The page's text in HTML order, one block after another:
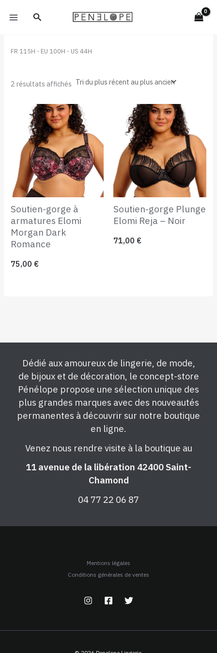
Rechercher
FR 115H - EU 100H - US 44H
2 résultats affichés
du
plus
récent
Soutien-gorge à
armatures Elomi
Morgan Dark
Romance
75,00 €
Soutien-gorge Plunge
Elomi Reja – Noir
71,00 €
Dédié aux amoureux de lingerie, de mode,
de bijoux et de décoration, le concept-store
Pénélope propose une sélection unique des
plus grandes marques avec des nouveautés
permanentes à découvrir sur notre boutique
en ligne.
Venez nous rendre visite à la boutique au
11 avenue de la libération 42400 Saint-
Chamond
04 77 22 06 87
Mentions légales
Conditions générales de ventes